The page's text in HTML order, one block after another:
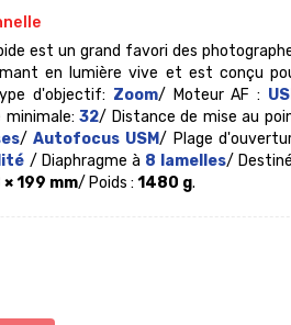
est un grand favori des
en lumière vive et est conçu
d'objectif: Zoom/ Moteur AF :
minimale:32/ Distance de mise au
/Autofocus USM/ Plage
/ Diaphragme à 8 lamelles/
199 mm/ Poids : 1480 g.